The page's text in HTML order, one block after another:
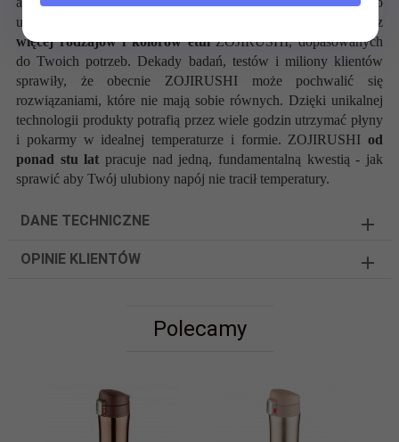
użytku. Kolor czerwony. W pozostałych ofertach znajdziesz
więcej rodzajów i kolorów etuiZOJIRUSHI, dopasowanych
do Twoich potrzeb. Dekady badań, testów i miliony klientów
sprawiły, że obecnie ZOJIRUSHI może pochwalić się
rozwiązaniami, które nie mają sobie równych. Dzięki unikalnej
technologii produkty potrafią przez wiele godzin utrzymać płyny
i pokarmy w idealnej temperaturze i formie. ZOJIRUSHI od
ponad stu lat pracuje nad jedną, fundamentalną kwestią - jak
sprawić aby Twój ulubiony napój nie tracił temperatury.
DANE TECHNICZNE
OPINIE KLIENTÓW
Polecamy